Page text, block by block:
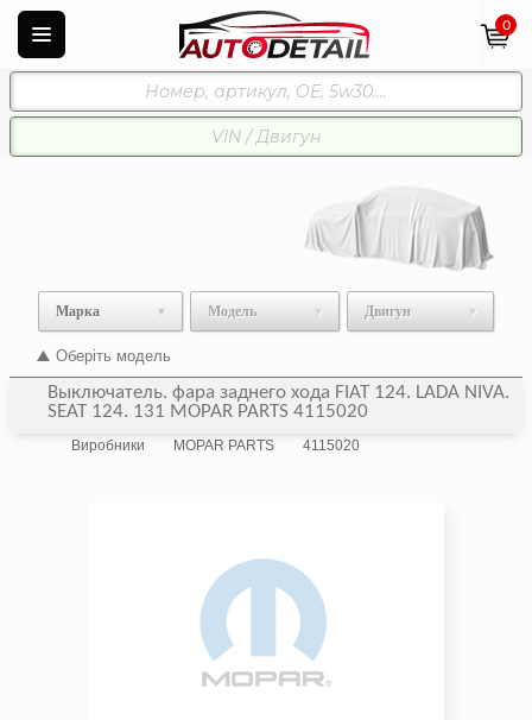
0
Марка Модель Двигун
Оберіть модель
Выключатель. фара заднего хода FIAT 124. LADA NIVA.
SEAT 124. 131 MOPAR PARTS 4115020
Виробники MOPAR PARTS 4115020